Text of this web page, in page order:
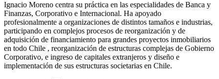
Ignacio Moreno centra su práctica en las especialidades de Banca y
Finanzas, Corporativo e Internacional. Ha apoyado
profesionalmente a organizaciones de distintos tamaños e industrias,
participando en complejos procesos de reorganización y de
adquisición de financiamiento para grandes proyectos inmobiliarios
en todo Chile , reorganización de estructuras complejas de Gobierno
Corporativo, e ingreso de capitales extranjeros y diseño e
implementación de sus estructuras societarias en Chile.